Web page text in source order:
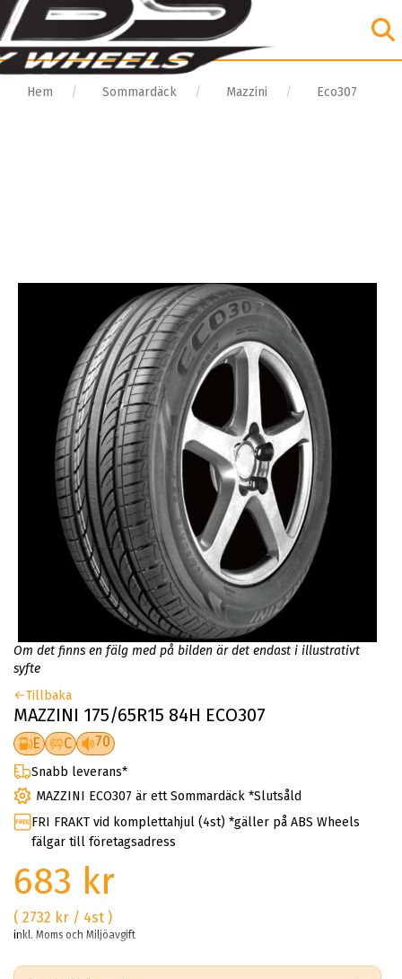
Hem Sommardäck Mazzini Eco307
Om det finns en fälg med på bilden är det endast i illustrativt
syfte
Tillbaka
MAZZINI 175/65R15 84H ECO307
E C 70
Snabb leverans*
MAZZINI ECO307 är ett Sommardäck *Slutsåld
FRI FRAKT vid komplettahjul (4st) *gäller på ABS Wheels
fälgar till företagsadress
683 kr
( 2732 kr / 4st )
inkl. Moms och Miljöavgift